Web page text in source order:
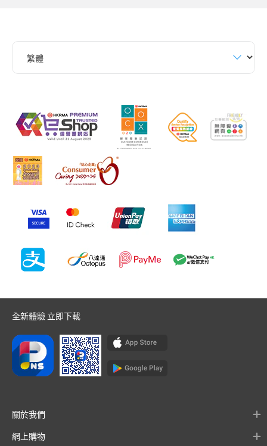
全新體驗 立即下載
關於我們
網上購物